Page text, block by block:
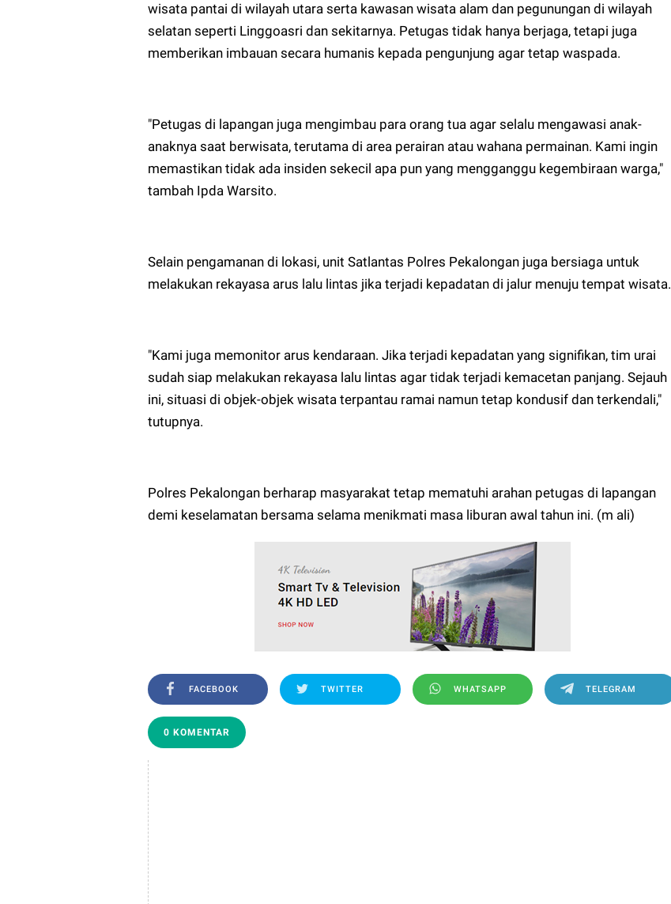
wisata pantai di wilayah utara serta kawasan wisata alam dan pegunungan di wilayah
selatan seperti Linggoasri dan sekitarnya. Petugas tidak hanya berjaga, tetapi juga
memberikan imbauan secara humanis kepada pengunjung agar tetap waspada.
"Petugas di lapangan juga mengimbau para orang tua agar selalu mengawasi anak-
anaknya saat berwisata, terutama di area perairan atau wahana permainan. Kami ingin
memastikan tidak ada insiden sekecil apa pun yang mengganggu kegembiraan warga,"
tambah Ipda Warsito.
Selain pengamanan di lokasi, unit Satlantas Polres Pekalongan juga bersiaga untuk
melakukan rekayasa arus lalu lintas jika terjadi kepadatan di jalur menuju tempat wisata.
"Kami juga memonitor arus kendaraan. Jika terjadi kepadatan yang signifikan, tim urai
sudah siap melakukan rekayasa lalu lintas agar tidak terjadi kemacetan panjang. Sejauh
ini, situasi di objek-objek wisata terpantau ramai namun tetap kondusif dan terkendali,"
tutupnya.
Polres Pekalongan berharap masyarakat tetap mematuhi arahan petugas di lapangan
demi keselamatan bersama selama menikmati masa liburan awal tahun ini. (m ali)
FACEBOOK TWITTER WHATSAPP TELEGRAM
0 KOMENTAR